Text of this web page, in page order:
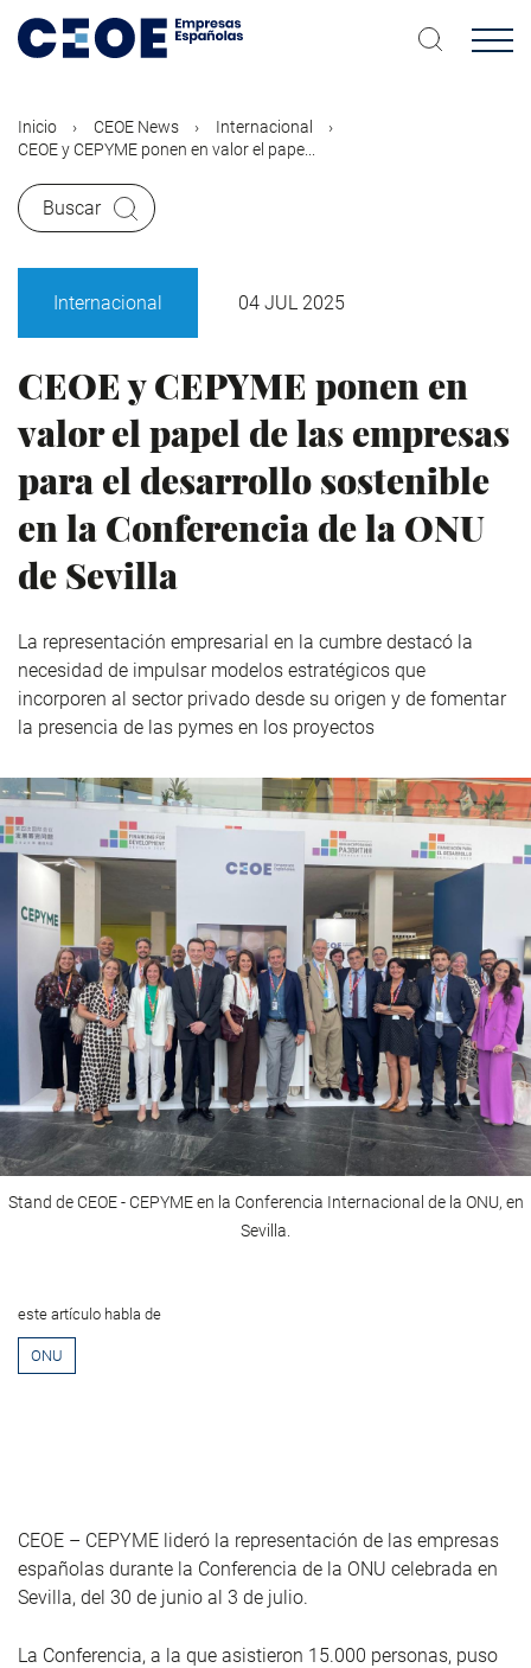
contenido
Inicio CEOE News
Internacional
CEOE y CEPYME ponen en valor el pape...
Buscar
Internacional 04 JUL 2025
CEOE y CEPYME ponen en
valor el papel de las empresas
para el desarrollo sostenible
en la Conferencia de la ONU
de Sevilla
La representación empresarial en la cumbre destacó la
necesidad de impulsar modelos estratégicos que
incorporen al sector privado desde su origen y de fomentar
la presencia de las pymes en los proyectos
Stand de CEOE - CEPYME en la Conferencia Internacional de la ONU, en
Sevilla.
este artículo habla de
ONU
CEOE – CEPYME lideró la representación de las empresas
españolas durante la Conferencia de la ONU celebrada en
Sevilla, del 30 de junio al 3 de julio.
La Conferencia, a la que asistieron 15.000 personas, puso